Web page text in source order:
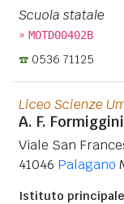
Scuola statale
» MOTD00402B
0536 71125
Liceo Scienze
A. F. Formiggini
Viale San
41046 Palagano
Istituto